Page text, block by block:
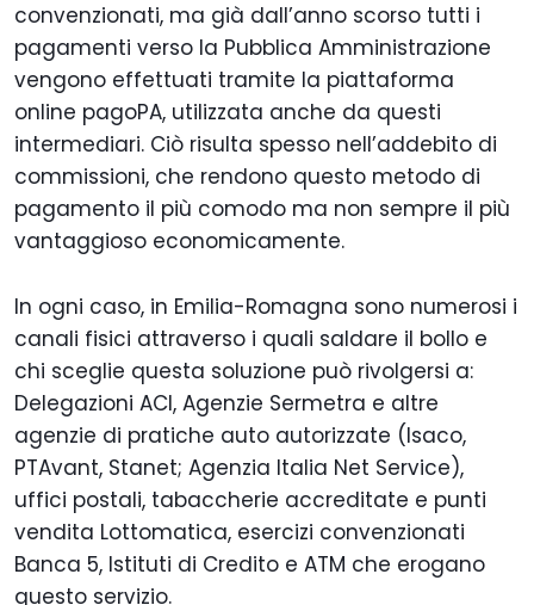
convenzionati, ma già dall’anno scorso tutti i
pagamenti verso la Pubblica Amministrazione
vengono effettuati tramite la piattaforma
online pagoPA, utilizzata anche da questi
intermediari. Ciò risulta spesso nell’addebito di
commissioni, che rendono questo metodo di
pagamento il più comodo ma non sempre il più
vantaggioso economicamente.
In ogni caso, in Emilia-Romagna sono numerosi i
canali fisici attraverso i quali saldare il bollo e
chi sceglie questa soluzione può rivolgersi a:
Delegazioni ACI, Agenzie Sermetra e altre
agenzie di pratiche auto autorizzate (Isaco,
PTAvant, Stanet; Agenzia Italia Net Service),
uffici postali, tabaccherie accreditate e punti
vendita Lottomatica, esercizi convenzionati
Banca 5, Istituti di Credito e ATM che erogano
questo servizio.